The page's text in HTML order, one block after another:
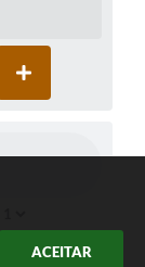
ACEITAR